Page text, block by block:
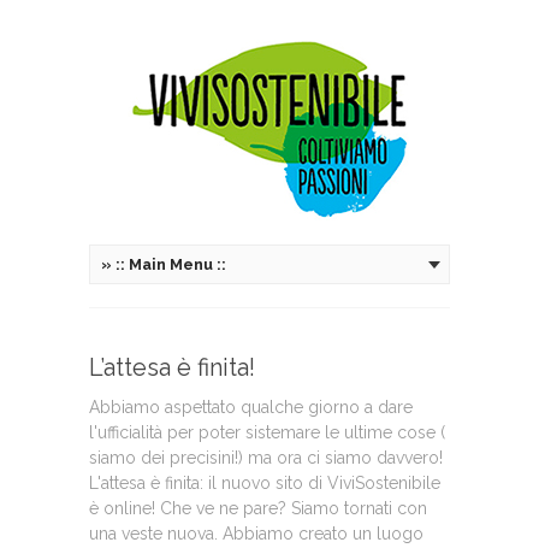
» :: Main Menu ::
L’attesa è finita!
Abbiamo aspettato qualche giorno a dare
l'ufficialità per poter sistemare le ultime cose (
siamo dei precisini!) ma ora ci siamo davvero!
L'attesa è finita: il nuovo sito di ViviSostenibile
è online! Che ve ne pare? Siamo tornati con
una veste nuova. Abbiamo creato un luogo